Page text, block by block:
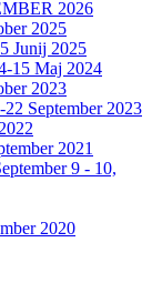
2026
2025
Junij 2025
15 Maj 2024
2023
September 2023
2021
9 - 10,
2020